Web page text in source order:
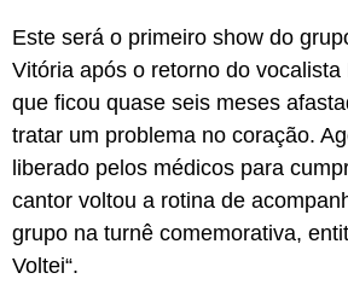
Este será o primeiro show do
Vitória após o retorno do vocalista
que ficou quase seis meses
tratar um problema no coração.
liberado pelos médicos para
cantor voltou a rotina de
grupo na turnê comemorativa,
Voltei“.